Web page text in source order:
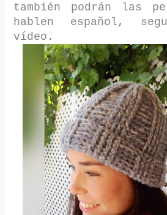
también podrán las
hablen español,
vídeo.